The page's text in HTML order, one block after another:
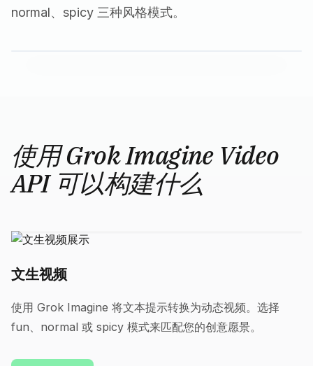
normal、spicy 三种风格模式。
使用 Grok Imagine Video
API 可以构建什么
文生视频
使用 Grok Imagine 将文本提示转换为动态视频。选择
fun、normal 或 spicy 模式来匹配您的创意愿景。